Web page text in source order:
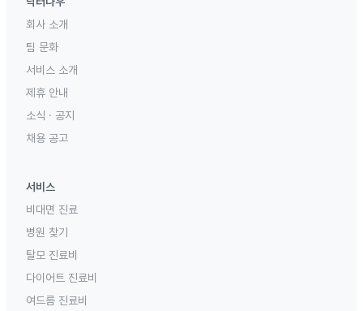
회사 소개
팀 문화
서비스 소개
제휴 안내
소식 · 공지
채용 공고
서비스
비대면 진료
병원 찾기
탈모 진료비
다이어트 진료비
여드름 진료비